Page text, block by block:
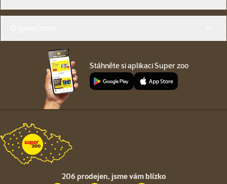
Stáhněte si aplikaci Super zoo
206 prodejen, jsme vám blízko